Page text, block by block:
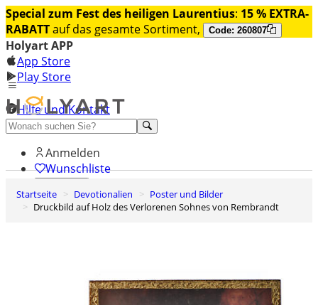
Special zum Fest des heiligen Laurentius: 15 % EXTRA-
RABATTauf das gesamte Sortiment, Code: 260807
Holyart APP
App Store
Play Store
Hilfe und Kontakt
Entdecken Sie Premium
Anmelden
Wunschliste
0
Warenkorb
Startseite Devotionalien
Poster und Bilder
Druckbild auf Holz des Verlorenen Sohnes von Rembrandt